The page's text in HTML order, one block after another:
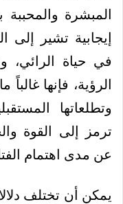
المبشرة
إيجابية تشير إلى
في حياة الرائي،
الرؤية، فإنها
وتطلعاتها
ترمز إلى القوة
عن مدى اهتمام
يمكن أن تختلف